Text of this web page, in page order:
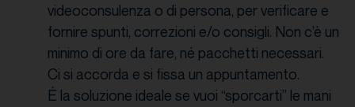
videoconsulenza o di persona, per verificare e
fornire spunti, correzioni e/o consigli. Non c’è un
minimo di ore da fare, né pacchetti necessari.
Ci si accorda e si fissa un appuntamento.
É la soluzione ideale se vuoi “sporcarti” le mani